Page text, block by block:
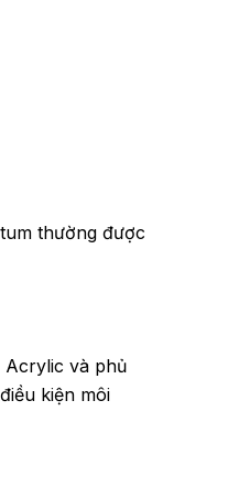
thường được
Acrylic và phủ
kiện môi